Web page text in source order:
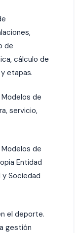
de
cálculo de
etapas.
de
servicio,
de
Entidad
Sociedad
el deporte.
gestión